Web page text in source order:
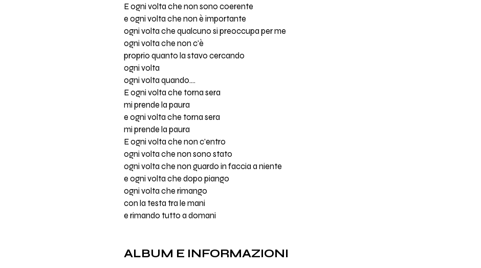
E ogni volta che non sono coerente
e ogni volta che non è importante
ogni volta che qualcuno si preoccupa per me
ogni volta che non c'è
proprio quanto la stavo cercando
ogni volta
ogni volta quando....
E ogni volta che torna sera
mi prende la paura
e ogni volta che torna sera
mi prende la paura
E ogni volta che non c'entro
ogni volta che non sono stato
ogni volta che non guardo in faccia a niente
e ogni volta che dopo piango
ogni volta che rimango
con la testa tra le mani
e rimando tutto a domani
ALBUM E INFORMAZIONI